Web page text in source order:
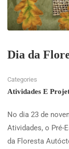
Dia da
Categories
Atividades E
No dia 23 de
Atividades, o Pré-
da Floresta